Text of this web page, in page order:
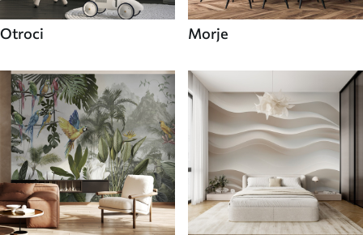
Otroci Morje